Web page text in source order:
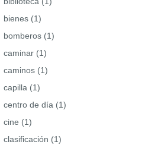
bienes (1)
bomberos (1)
caminar (1)
caminos (1)
capilla (1)
centro de día (1)
cine (1)
clasificación (1)